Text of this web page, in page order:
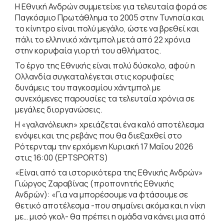
Η Εθνική Ανδρών συμμετείχε για τελευταία φορά σε
Παγκόσμιο Πρωτάθλημα το 2005 στην Τυνησία και
το κίνητρο είναι πολύ μεγάλο, ώστε να βρεθεί και
πάλι το ελληνικό χάντμπολ μετά από 22 χρόνια
στην κορυφαία γιορτή του αθλήματος.
Το έργο της Εθνικής είναι πολύ δύσκολο, αφού η
Ολλανδία συγκαταλέγεται στις κορυφαίες
δυνάμεις του παγκοσμίου χάντμπολ με
συνεχόμενες παρουσίες τα τελευταία χρόνια σε
μεγάλες διοργανώσεις.
Η «γαλανόλευκη» χρειάζεται ένα καλό αποτέλεσμα
ενόψει και της ρεβάνς που θα διεξαχθεί στο
Ρότερνταμ την ερχόμενη Κυριακή 17 Μαΐου 2026
στις 16:00 (ΕΡΤSPORTS)
«Είναι από τα ιστορικότερα της Εθνικής Ανδρών»
Γιώργος Ζαραβίνας (προπονητής Εθνικής
Ανδρών): «Για να μπορέσουμε να φτάσουμε σε
θετικό αποτέλεσμα -που σημαίνει ακόμα και η νίκη
με… μισό γκολ- θα πρέπει η ομάδα να κάνει μια από